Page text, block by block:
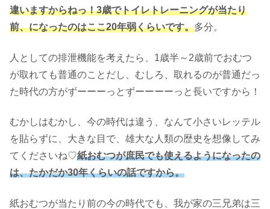
違いますからねっ！3歳でトイレトレーニングが当たり
前、になったのはここ20年弱くらいです。多分。
人としての排泄機能を考えたら、1歳半～2歳前でおむつ
が取れても普通のことだし、むしろ、取れるのが普通だっ
た時代の方がずーーーっとずーーーーっと長いですから！
むかしはむかし、今の時代は違う、なんて小さいレッテル
を貼らずに、大きな目で、雄大な人類の歴史を想像してみ
てくださいね♡紙おむつが庶民でも使えるようになったの
は、たかだか30年くらいの話ですから。
紙おむつが当たり前の今の時代でも、我が家の三兄弟は三